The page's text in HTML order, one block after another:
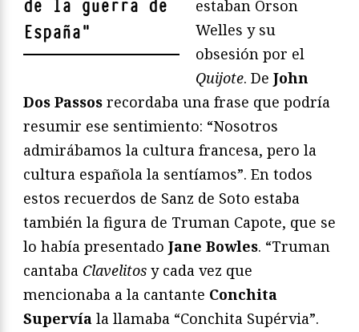
de la guerra de
España"
estaban Orson
Welles y su
obsesión por el
Quijote. De John
Dos Passos recordaba una frase que podría
resumir ese sentimiento: “Nosotros
admirábamos la cultura francesa, pero la
cultura española la sentíamos”. En todos
estos recuerdos de Sanz de Soto estaba
también la figura de Truman Capote, que se
lo había presentado Jane Bowles. “Truman
cantaba Clavelitos y cada vez que
mencionaba a la cantante Conchita
Supervía la llamaba “Conchita Supérvia”.